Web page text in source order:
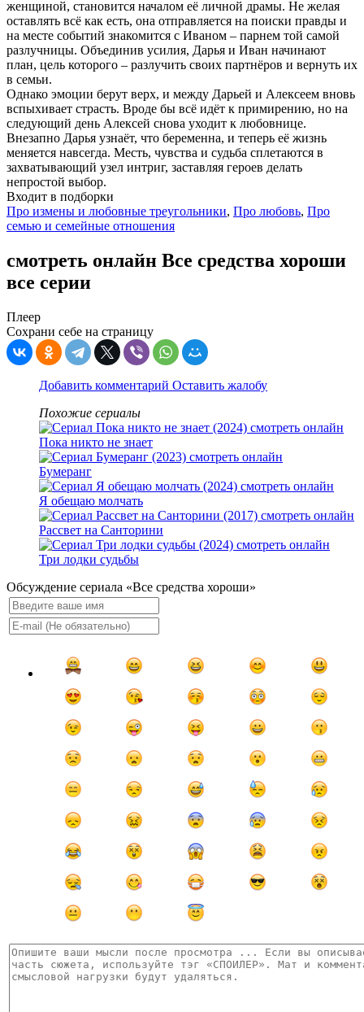
женщиной, становится началом её личной драмы. Не желая
оставлять всё как есть, она отправляется на поиски правды и
на месте событий знакомится с Иваном – парнем той самой
разлучницы. Объединив усилия, Дарья и Иван начинают
план, цель которого – разлучить своих партнёров и вернуть их
в семьи.
Однако эмоции берут верх, и между Дарьей и Алексеем вновь
вспыхивает страсть. Вроде бы всё идёт к примирению, но на
следующий день Алексей снова уходит к любовнице.
Внезапно Дарья узнаёт, что беременна, и теперь её жизнь
меняется навсегда. Месть, чувства и судьба сплетаются в
захватывающий узел интриг, заставляя героев делать
непростой выбор.
Входит в подборки
Про измены и любовные треугольники, Про любовь, Про
семью и семейные отношения
смотреть онлайн Все средства хороши
все серии
Плеер
Сохрани себе на страницу
Добавить комментарий Оставить жалобу
Похожие сериалы
Пока никто не знает
Бумеранг
Я обещаю молчать
Рассвет на Санторини
Три лодки судьбы
Обсуждение сериала «Все средства хороши»